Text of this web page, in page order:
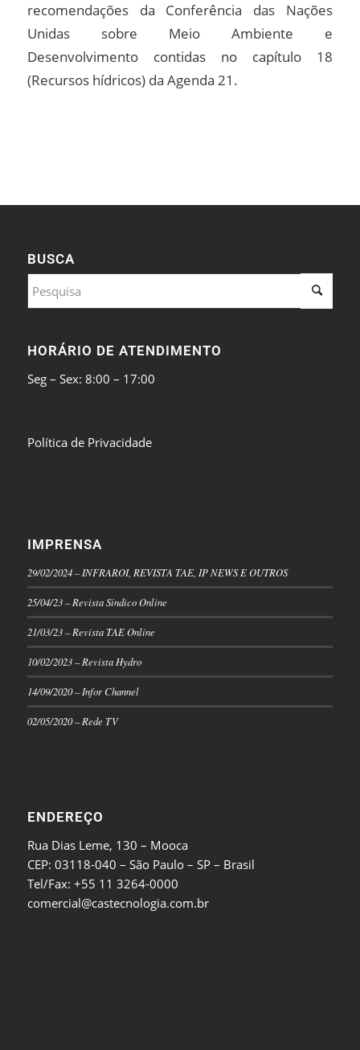
recomendações da Conferência das Nações
Unidas sobre Meio Ambiente e
Desenvolvimento contidas no capítulo 18
(Recursos hídricos) da Agenda 21.
BUSCA
HORÁRIO DE ATENDIMENTO
Seg – Sex: 8:00 – 17:00
Política de Privacidade
IMPRENSA
29/02/2024 – INFRAROI, REVISTA TAE, IP NEWS E OUTROS
25/04/23 – Revista Síndico Online
21/03/23 – Revista TAE Online
10/02/2023 – Revista Hydro
14/09/2020 – Infor Channel
02/05/2020 – Rede TV
ENDEREÇO
Rua Dias Leme, 130 – Mooca
CEP: 03118-040 – São Paulo – SP – Brasil
Tel/Fax: +55 11 3264-0000
comercial@castecnologia.com.br